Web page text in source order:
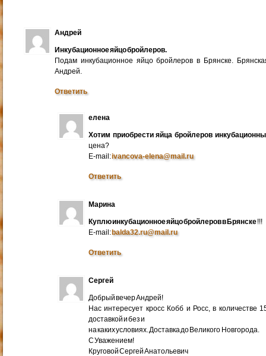
Андрей
Инкубационное яйцо бройлеров.
Подам инкубационное яйцо бройлеров в Брянске.
Андрей.
Ответить
елена
Хотим приобрести яйца бройлеров
цена?
E-mail:ivancova-elena@mail.ru
Ответить
Марина
Куплю инкубационное яйцо бройлеров в Брянске!!!
E-mail:balda32.ru@mail.ru
Ответить
Сергей
Добрый вечер Андрей!
Нас интересует кросс Кобб и Росс, в количестве
доставкой и без и
на каких условиях. Доставка до Великого Новгорода.
С Уважением!
Круговой Сергей Анатольевич